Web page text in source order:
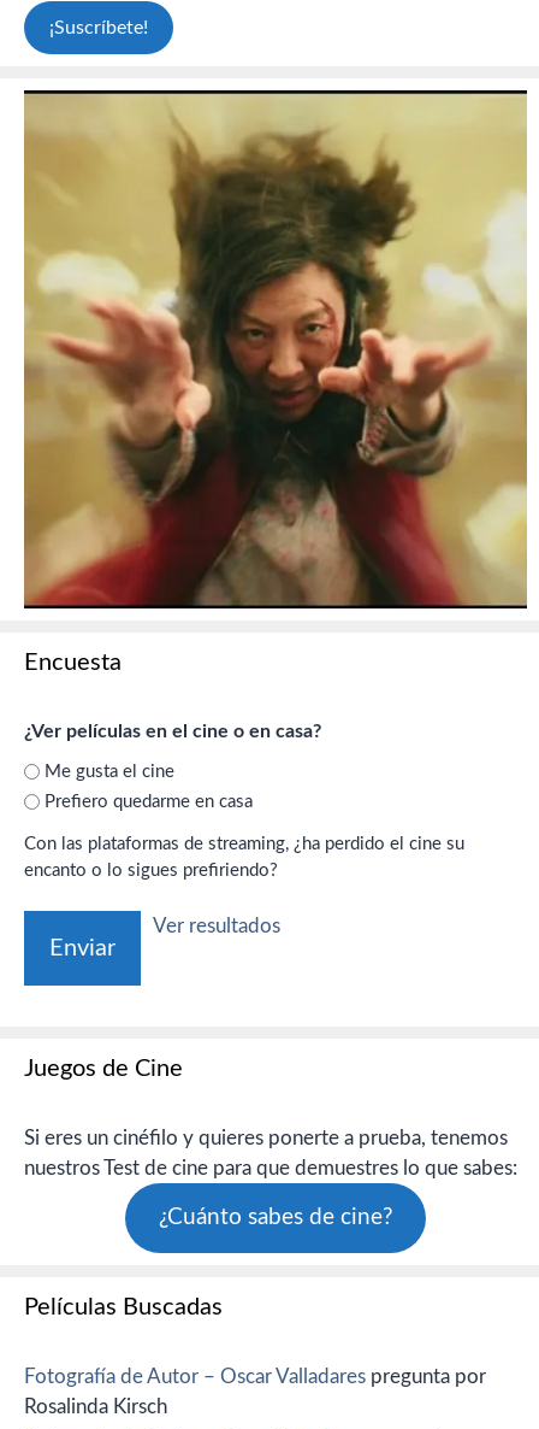
Encuesta
¿Ver películas en el cine o en casa?
Me gusta el cine
Prefiero quedarme en casa
Con las plataformas de streaming, ¿ha perdido el cine su
encanto o lo sigues prefiriendo?
Ver resultados
Juegos de Cine
Si eres un cinéfilo y quieres ponerte a prueba, tenemos
nuestros Test de cine para que demuestres lo que sabes:
¿Cuánto sabes de cine?
Películas Buscadas
Fotografía de Autor – Oscar Valladares pregunta por
Rosalinda Kirsch